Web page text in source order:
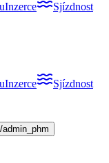
Inzerce
Sjízdnost
Inzerce
Sjízdnost